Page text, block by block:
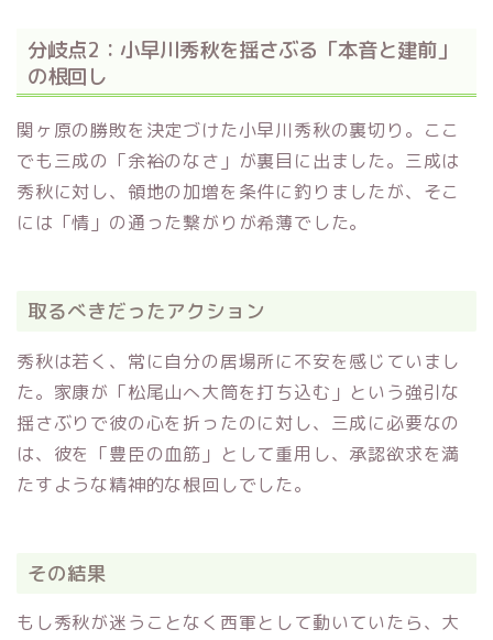
分岐点2：小早川秀秋を揺さぶる「本音と建前」
の根回し
関ヶ原の勝敗を決定づけた小早川秀秋の裏切り。ここ
でも三成の「余裕のなさ」が裏目に出ました。三成は
秀秋に対し、領地の加増を条件に釣りましたが、そこ
には「情」の通った繋がりが希薄でした。
取るべきだったアクション
秀秋は若く、常に自分の居場所に不安を感じていまし
た。家康が「松尾山へ大筒を打ち込む」という強引な
揺さぶりで彼の心を折ったのに対し、三成に必要なの
は、彼を「豊臣の血筋」として重用し、承認欲求を満
たすような精神的な根回しでした。
その結果
もし秀秋が迷うことなく西軍として動いていたら、大